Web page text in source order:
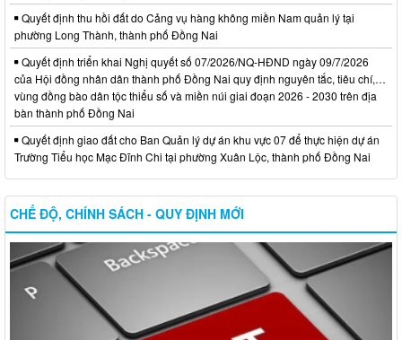
Quyết định thu hồi đất do Cảng vụ hàng không miền Nam quản lý tại
phường Long Thành, thành phố Đồng Nai
Quyết định triển khai Nghị quyết số 07/2026/NQ-HĐND ngày 09/7/2026
của Hội đồng nhân dân thành phố Đồng Nai quy định nguyên tắc, tiêu chí,…
vùng đồng bào dân tộc thiểu số và miền núi giai đoạn 2026 - 2030 trên địa
bàn thành phố Đồng Nai
Quyết định giao đất cho Ban Quản lý dự án khu vực 07 để thực hiện dự án
Trường Tiểu học Mạc Đĩnh Chi tại phường Xuân Lộc, thành phố Đồng Nai
CHẾ ĐỘ, CHÍNH SÁCH - QUY ĐỊNH MỚI